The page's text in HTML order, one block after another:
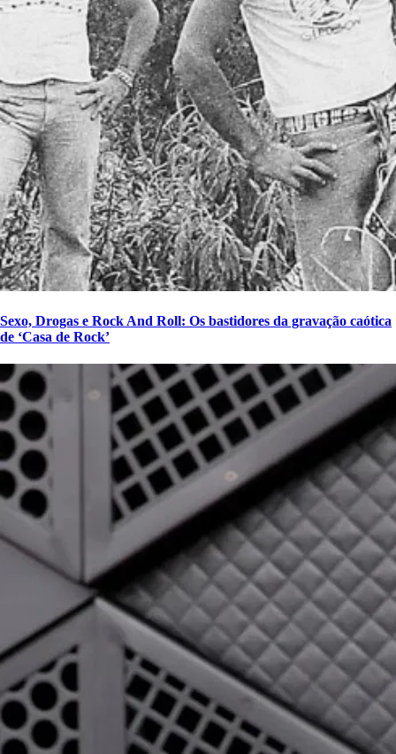
Sexo, Drogas e Rock And Roll: Os bastidores da gravação caótica
de ‘Casa de Rock’